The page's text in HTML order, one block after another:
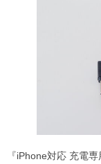
『iPhone対応 充電